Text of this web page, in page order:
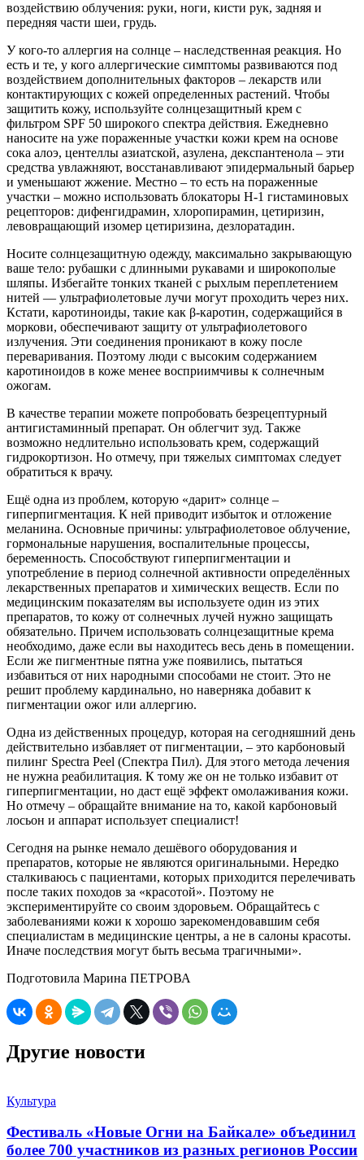
воздействию облучения: руки, ноги, кисти рук, задняя и
передняя части шеи, грудь.
У кого-то аллергия на солнце – наследственная реакция. Но
есть и те, у кого аллергические симптомы развиваются под
воздействием дополнительных факторов – лекарств или
контактирующих с кожей определенных растений. Чтобы
защитить кожу, используйте солнцезащитный крем с
фильтром SPF 50 широкого спектра действия. Ежедневно
наносите на уже пораженные участки кожи крем на основе
сока алоэ, центеллы азиатской, азулена, декспантенола – эти
средства увлажняют, восстанавливают эпидермальный барьер
и уменьшают жжение. Местно – то есть на пораженные
участки – можно использовать блокаторы Н-1 гистаминовых
рецепторов: дифенгидрамин, хлоропирамин, цетиризин,
левовращающий изомер цетиризина, дезлоратадин.
Носите солнцезащитную одежду, максимально закрывающую
ваше тело: рубашки с длинными рукавами и широкополые
шляпы. Избегайте тонких тканей с рыхлым переплетением
нитей — ультрафиолетовые лучи могут проходить через них.
Кстати, каротиноиды, такие как β-каротин, содержащийся в
моркови, обеспечивают защиту от ультрафиолетового
излучения. Эти соединения проникают в кожу после
переваривания. Поэтому люди с высоким содержанием
каротиноидов в коже менее восприимчивы к солнечным
ожогам.
В качестве терапии можете попробовать безрецептурный
антигистаминный препарат. Он облегчит зуд. Также
возможно недлительно использовать крем, содержащий
гидрокортизон. Но отмечу, при тяжелых симптомах следует
обратиться к врачу.
Ещё одна из проблем, которую «дарит» солнце –
гиперпигментация. К ней приводит избыток и отложение
меланина. Основные причины: ультрафиолетовое облучение,
гормональные нарушения, воспалительные процессы,
беременность. Способствуют гиперпигментации и
употребление в период солнечной активности определённых
лекарственных препаратов и химических веществ. Если по
медицинским показателям вы используете один из этих
препаратов, то кожу от солнечных лучей нужно защищать
обязательно. Причем использовать солнцезащитные крема
необходимо, даже если вы находитесь весь день в помещении.
Если же пигментные пятна уже появились, пытаться
избавиться от них народными способами не стоит. Это не
решит проблему кардинально, но наверняка добавит к
пигментации ожог или аллергию.
Одна из действенных процедур, которая на сегодняшний день
действительно избавляет от пигментации, – это карбоновый
пилинг Spectra Peel (Спектра Пил). Для этого метода лечения
не нужна реабилитация. К тому же он не только избавит от
гиперпигментации, но даст ещё эффект омолаживания кожи.
Но отмечу – обращайте внимание на то, какой карбоновый
лосьон и аппарат использует специалист!
Сегодня на рынке немало дешёвого оборудования и
препаратов, которые не являются оригинальными. Нередко
сталкиваюсь с пациентами, которых приходится перелечивать
после таких походов за «красотой». Поэтому не
экспериментируйте со своим здоровьем. Обращайтесь с
заболеваниями кожи к хорошо зарекомендовавшим себя
специалистам в медицинские центры, а не в салоны красоты.
Иначе последствия могут быть весьма трагичными».
Подготовила Марина ПЕТРОВА
Другие новости
Культура
Фестиваль «Новые Огни на Байкале» объединил
более 700 участников из разных регионов России